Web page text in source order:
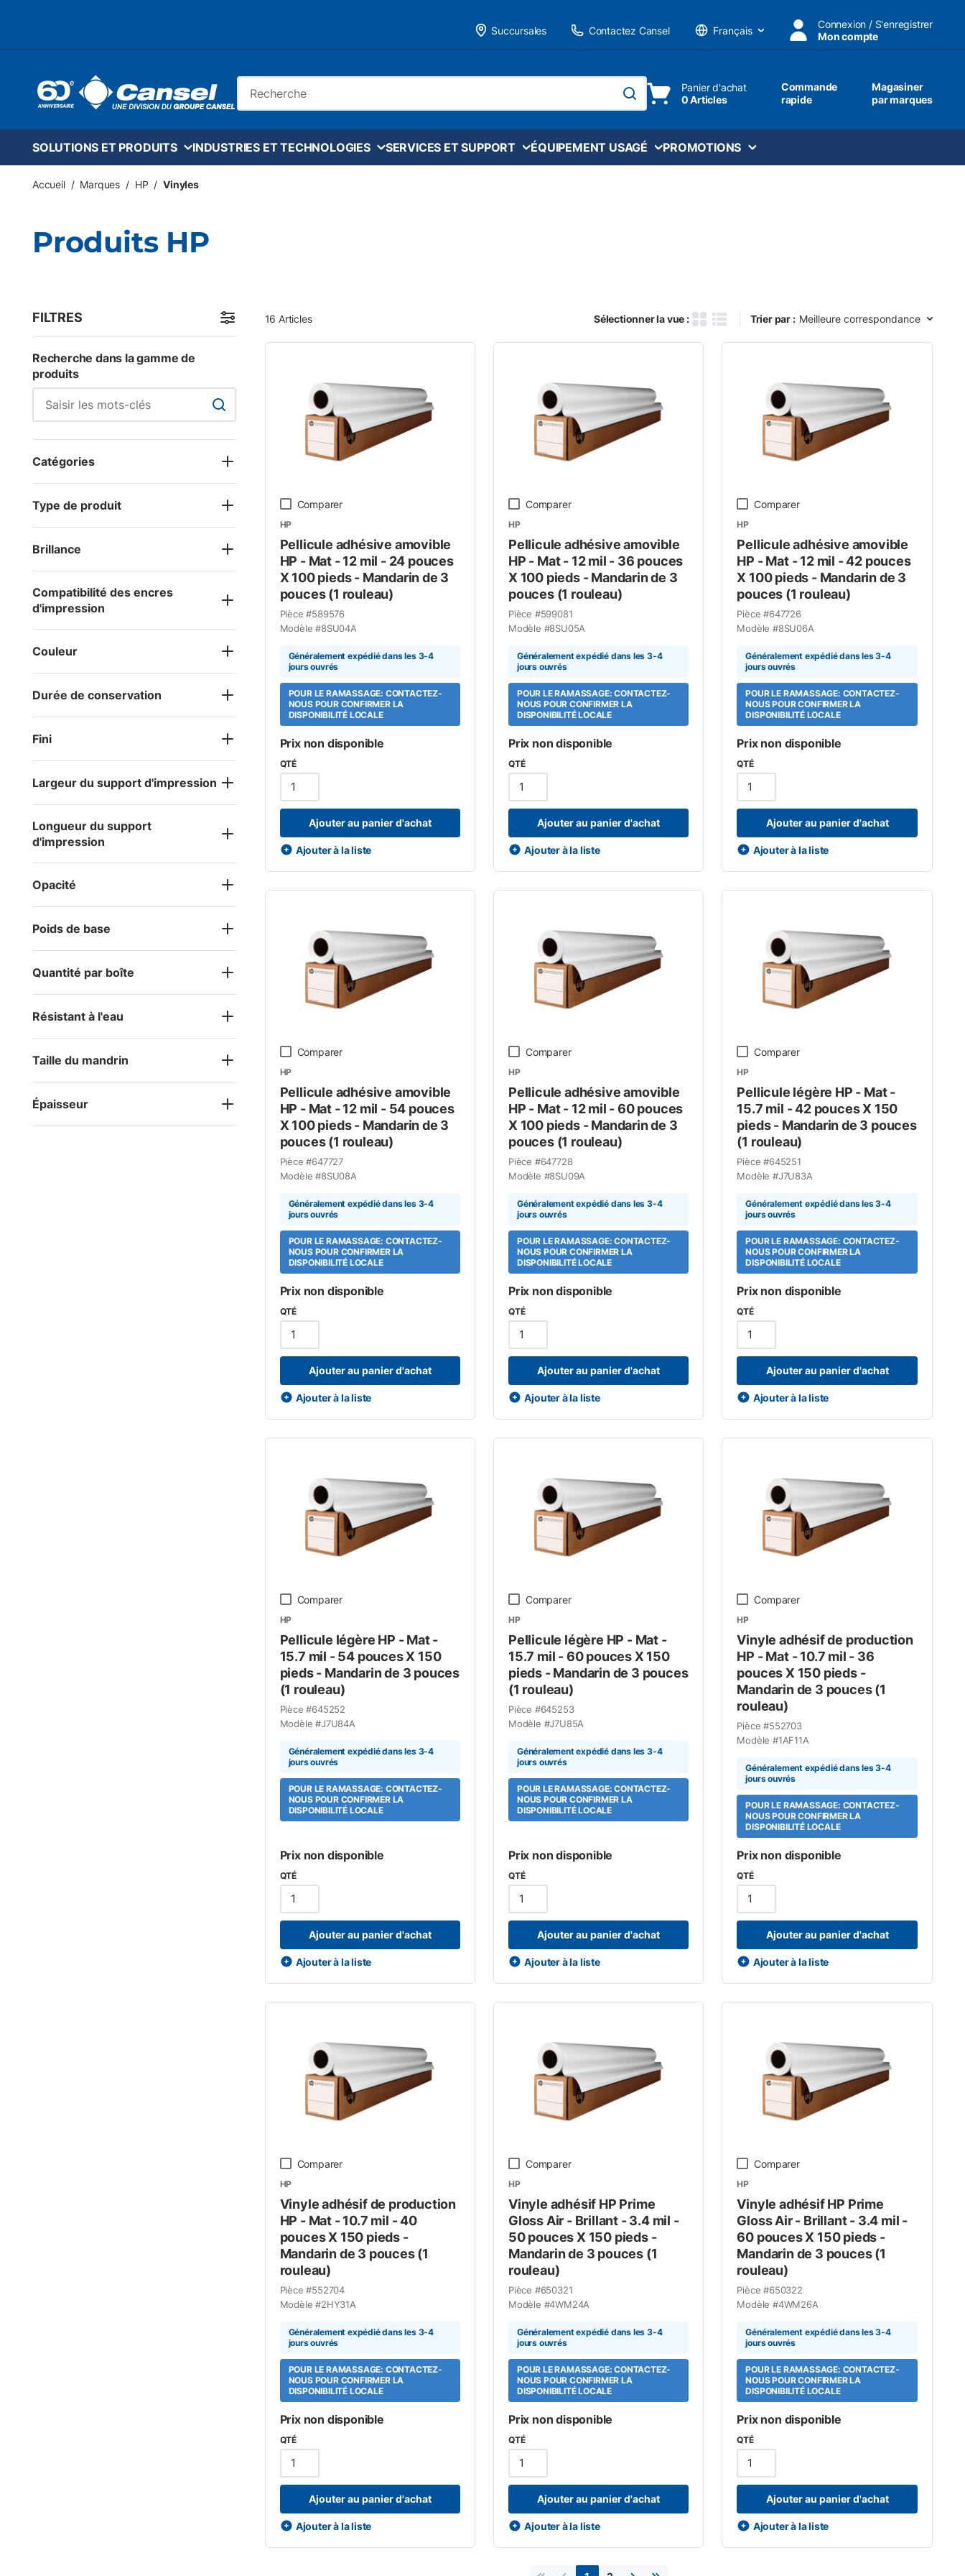
Succursales
Contactez Cansel
Langue
Connexion / S'enregistrer
Mon compte
soumettre une recherche
Panier d'achat
0 Articles
Commande
rapide
Magasiner
par marques
SOLUTIONS ET PRODUITS INDUSTRIES ET TECHNOLOGIES SERVICES ET SUPPORT ÉQUIPEMENT USAGÉ PROMOTIONS
Accueil / Marques / HP / Vinyles
Produits HP
FILTRES Passer aux résultats
Recherche dans la gamme de
produits
Recherche dans la gamme de produits
Catégories
Type de produit
Brillance
Compatibilité des encres
d'impression
Couleur
Durée de conservation
Fini
Largeur du support d'impression
Longueur du support
d'impression
Opacité
Poids de base
Quantité par boîte
Résistant à l'eau
Taille du mandrin
Épaisseur
16 Articles Sélectionner la vue :
Grille des produits
Vue de la liste des produits
Trier par :
Trier par :
Comparer
HP
Pellicule adhésive amovible
HP - Mat - 12 mil - 24 pouces
X 100 pieds - Mandarin de 3
pouces (1 rouleau)
Pièce #589576
Modèle #8SU04A
Généralement expédié dans les 3-4
jours ouvrés
POUR LE RAMASSAGE: CONTACTEZ-
NOUS POUR CONFIRMER LA
DISPONIBILITÉ LOCALE
Prix non disponible
QTÉ
Ajouter au panier d'achat
Ajouter à la liste
Comparer
HP
Pellicule adhésive amovible
HP - Mat - 12 mil - 36 pouces
X 100 pieds - Mandarin de 3
pouces (1 rouleau)
Pièce #599081
Modèle #8SU05A
Généralement expédié dans les 3-4
jours ouvrés
POUR LE RAMASSAGE: CONTACTEZ-
NOUS POUR CONFIRMER LA
DISPONIBILITÉ LOCALE
Prix non disponible
QTÉ
Ajouter au panier d'achat
Ajouter à la liste
Comparer
HP
Pellicule adhésive amovible
HP - Mat - 12 mil - 42 pouces
X 100 pieds - Mandarin de 3
pouces (1 rouleau)
Pièce #647726
Modèle #8SU06A
Généralement expédié dans les 3-4
jours ouvrés
POUR LE RAMASSAGE: CONTACTEZ-
NOUS POUR CONFIRMER LA
DISPONIBILITÉ LOCALE
Prix non disponible
QTÉ
Ajouter au panier d'achat
Ajouter à la liste
Comparer
HP
Pellicule adhésive amovible
HP - Mat - 12 mil - 54 pouces
X 100 pieds - Mandarin de 3
pouces (1 rouleau)
Pièce #647727
Modèle #8SU08A
Généralement expédié dans les 3-4
jours ouvrés
POUR LE RAMASSAGE: CONTACTEZ-
NOUS POUR CONFIRMER LA
DISPONIBILITÉ LOCALE
Prix non disponible
QTÉ
Ajouter au panier d'achat
Ajouter à la liste
Comparer
HP
Pellicule adhésive amovible
HP - Mat - 12 mil - 60 pouces
X 100 pieds - Mandarin de 3
pouces (1 rouleau)
Pièce #647728
Modèle #8SU09A
Généralement expédié dans les 3-4
jours ouvrés
POUR LE RAMASSAGE: CONTACTEZ-
NOUS POUR CONFIRMER LA
DISPONIBILITÉ LOCALE
Prix non disponible
QTÉ
Ajouter au panier d'achat
Ajouter à la liste
Comparer
HP
Pellicule légère HP - Mat -
15.7 mil - 42 pouces X 150
pieds - Mandarin de 3 pouces
(1 rouleau)
Pièce #645251
Modèle #J7U83A
Généralement expédié dans les 3-4
jours ouvrés
POUR LE RAMASSAGE: CONTACTEZ-
NOUS POUR CONFIRMER LA
DISPONIBILITÉ LOCALE
Prix non disponible
QTÉ
Ajouter au panier d'achat
Ajouter à la liste
Comparer
HP
Pellicule légère HP - Mat -
15.7 mil - 54 pouces X 150
pieds - Mandarin de 3 pouces
(1 rouleau)
Pièce #645252
Modèle #J7U84A
Généralement expédié dans les 3-4
jours ouvrés
POUR LE RAMASSAGE: CONTACTEZ-
NOUS POUR CONFIRMER LA
DISPONIBILITÉ LOCALE
Prix non disponible
QTÉ
Ajouter au panier d'achat
Ajouter à la liste
Comparer
HP
Pellicule légère HP - Mat -
15.7 mil - 60 pouces X 150
pieds - Mandarin de 3 pouces
(1 rouleau)
Pièce #645253
Modèle #J7U85A
Généralement expédié dans les 3-4
jours ouvrés
POUR LE RAMASSAGE: CONTACTEZ-
NOUS POUR CONFIRMER LA
DISPONIBILITÉ LOCALE
Prix non disponible
QTÉ
Ajouter au panier d'achat
Ajouter à la liste
Comparer
HP
Vinyle adhésif de production
HP - Mat - 10.7 mil - 36
pouces X 150 pieds -
Mandarin de 3 pouces (1
rouleau)
Pièce #552703
Modèle #1AF11A
Généralement expédié dans les 3-4
jours ouvrés
POUR LE RAMASSAGE: CONTACTEZ-
NOUS POUR CONFIRMER LA
DISPONIBILITÉ LOCALE
Prix non disponible
QTÉ
Ajouter au panier d'achat
Ajouter à la liste
Comparer
HP
Vinyle adhésif de production
HP - Mat - 10.7 mil - 40
pouces X 150 pieds -
Mandarin de 3 pouces (1
rouleau)
Pièce #552704
Modèle #2HY31A
Généralement expédié dans les 3-4
jours ouvrés
POUR LE RAMASSAGE: CONTACTEZ-
NOUS POUR CONFIRMER LA
DISPONIBILITÉ LOCALE
Prix non disponible
QTÉ
Ajouter au panier d'achat
Ajouter à la liste
Comparer
HP
Vinyle adhésif HP Prime
Gloss Air - Brillant - 3.4 mil -
50 pouces X 150 pieds -
Mandarin de 3 pouces (1
rouleau)
Pièce #650321
Modèle #4WM24A
Généralement expédié dans les 3-4
jours ouvrés
POUR LE RAMASSAGE: CONTACTEZ-
NOUS POUR CONFIRMER LA
DISPONIBILITÉ LOCALE
Prix non disponible
QTÉ
Ajouter au panier d'achat
Ajouter à la liste
Comparer
HP
Vinyle adhésif HP Prime
Gloss Air - Brillant - 3.4 mil -
60 pouces X 150 pieds -
Mandarin de 3 pouces (1
rouleau)
Pièce #650322
Modèle #4WM26A
Généralement expédié dans les 3-4
jours ouvrés
POUR LE RAMASSAGE: CONTACTEZ-
NOUS POUR CONFIRMER LA
DISPONIBILITÉ LOCALE
Prix non disponible
QTÉ
Ajouter au panier d'achat
Ajouter à la liste